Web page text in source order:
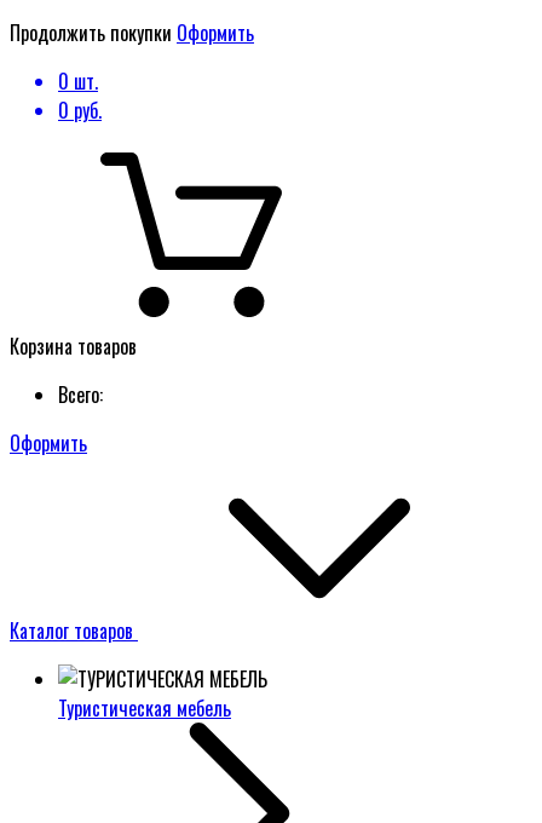
Продолжить покупки Оформить
0 шт.
0 руб.
Корзина товаров
Всего:
Оформить
Каталог товаров
Туристическая мебель